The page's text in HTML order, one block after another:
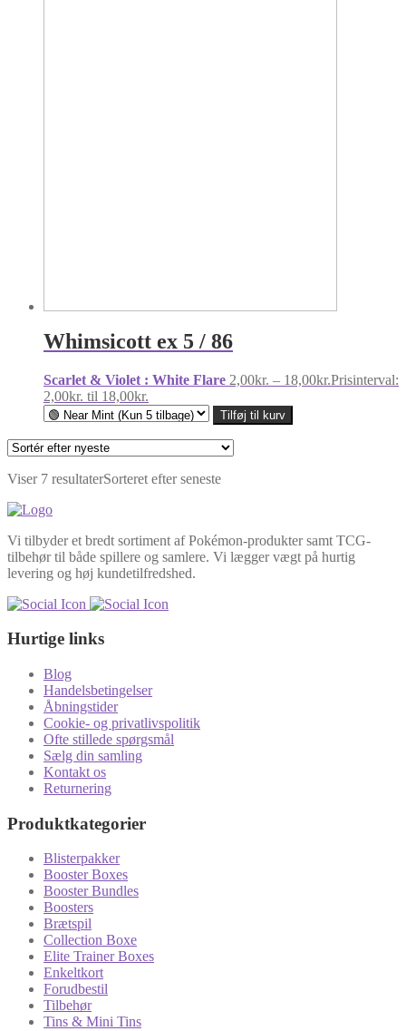
Whimsicott ex 5 / 86
Scarlet & Violet : White Flare 2,00kr. – 18,00kr.Prisinterval:
2,00kr. til 18,00kr.
Tilføj til kurv
Viser 7 resultaterSorteret efter seneste
Vi tilbyder et bredt sortiment af Pokémon-produkter samt TCG-
tilbehør til både spillere og samlere. Vi lægger vægt på hurtig
levering og høj kundetilfredshed.
Hurtige links
Blog
Handelsbetingelser
Åbningstider
Cookie- og privatlivspolitik
Ofte stillede spørgsmål
Sælg din samling
Kontakt os
Returnering
Produktkategorier
Blisterpakker
Booster Boxes
Booster Bundles
Boosters
Brætspil
Collection Boxe
Elite Trainer Boxes
Enkeltkort
Forudbestil
Tilbehør
Tins & Mini Tins